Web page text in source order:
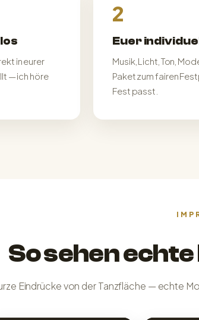
in eurer
— ich höre
2
Euer
Musik, Licht, Ton,
Paket zum fairen
Fest passt.
So sehen
Eindrücke von der Tanzfläche — echte